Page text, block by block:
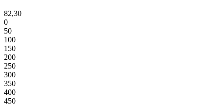
82,30
0
50
100
150
200
250
300
350
400
450